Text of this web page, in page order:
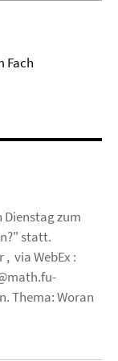
Fach
Dienstag zum
statt.
, via WebEx :
Thema: Woran